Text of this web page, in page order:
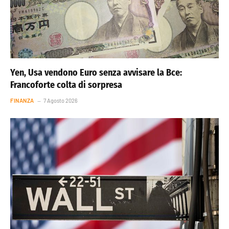
Yen, Usa vendono Euro senza avvisare la Bce:
Francoforte colta di sorpresa
FINANZA 7 Agosto 2026